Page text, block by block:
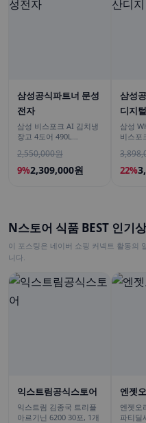
삼성공식파트너 문성
전자
삼성 비스포크 AI 김치냉
장고 4도어 490L
이트 유산균아삭 숙성모
드
2,550,000원
9%2,309,000원
삼성
디지털
삼성
비스포
입 1등
22%
N스토어 식품 BEST 인기
이 포스팅은 네이버 쇼핑 커넥트 활동의
니다.
익스트림공식스토어
익스트림 김종국 트리플
아르기닌 6200 30포, 1개
엔젯
엔젯오
파티딜